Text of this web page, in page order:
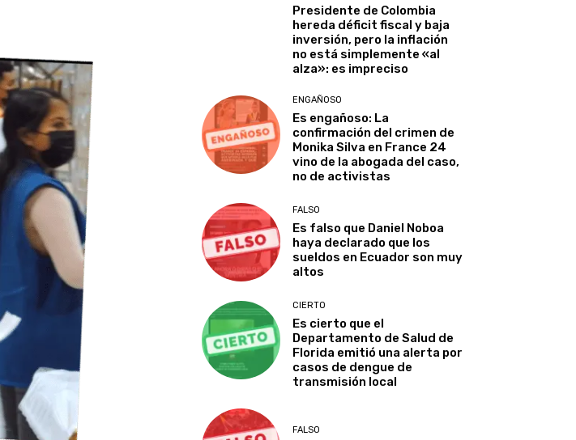
Presidente de Colombia
hereda déficit fiscal y baja
inversión, pero la inflación
no está simplemente «al
alza»: es impreciso
ENGAÑOSO
Es engañoso: La
confirmación del crimen de
Monika Silva en France 24
vino de la abogada del caso,
no de activistas
FALSO
Es falso que Daniel Noboa
haya declarado que los
sueldos en Ecuador son muy
altos
CIERTO
Es cierto que el
Departamento de Salud de
Florida emitió una alerta por
casos de dengue de
transmisión local
FALSO